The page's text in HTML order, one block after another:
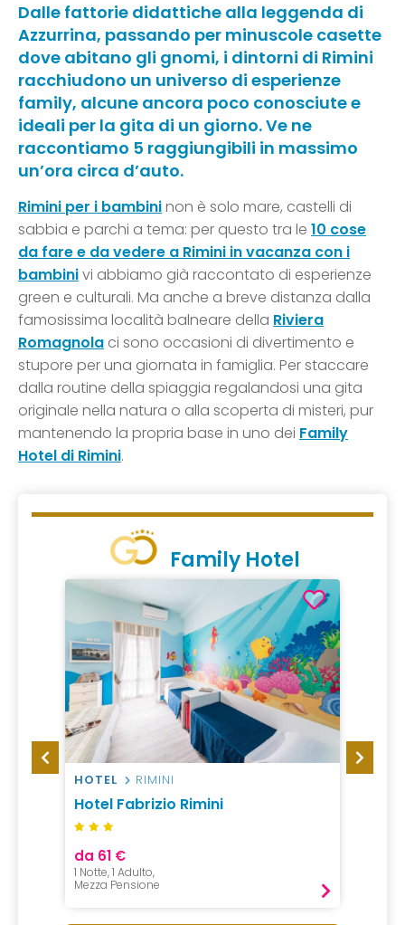
Dalle fattorie didattiche alla leggenda di
Azzurrina, passando per minuscole casette
dove abitano gli gnomi, i dintorni di Rimini
racchiudono un universo di esperienze
family, alcune ancora poco conosciute e
ideali per la gita di un giorno. Ve ne
raccontiamo 5 raggiungibili in massimo
un’ora circa d’auto.
Rimini per i bambininon è solo mare, castelli di
sabbia e parchi a tema: per questo tra le 10 cose
da fare e da vedere a Rimini in vacanza con i
bambinivi abbiamo già raccontato di esperienze
green e culturali. Ma anche a breve distanza dalla
famosissima località balneare della Riviera
Romagnola ci sono occasioni di divertimento e
stupore per una giornata in famiglia. Per staccare
dalla routine della spiaggia regalandosi una gita
originale nella natura o alla scoperta di misteri, pur
mantenendo la propria base in uno dei Family
Hotel di Rimini.
Family Hotel
HOTEL RIMINI
Hotel Fabrizio Rimini
da 61 €
1 Notte, 1 Adulto,
Mezza Pensione
HOTEL